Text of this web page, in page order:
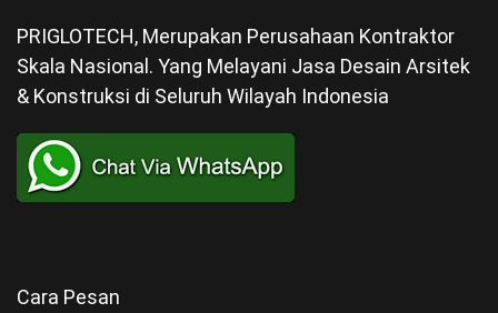
PRIGLOTECH, Merupakan Perusahaan Kontraktor
Skala Nasional. Yang Melayani Jasa Desain Arsitek
& Konstruksi di Seluruh Wilayah Indonesia
Cara Pesan